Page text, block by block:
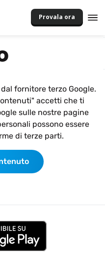
Provala ora
fornitore terzo Google.
accetti che ti
sulle nostre pagine
possono essere
di terze parti.